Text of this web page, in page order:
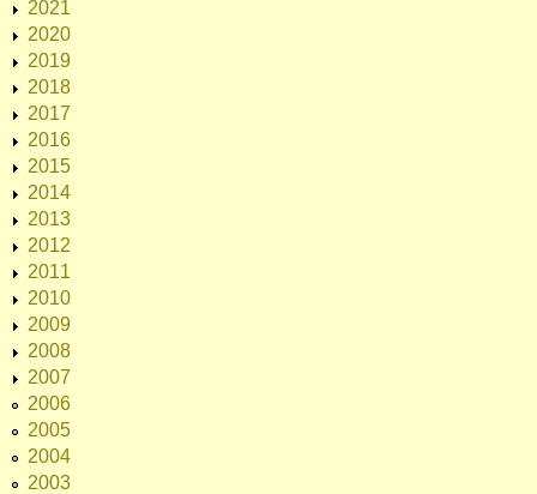
2021
2020
2019
2018
2017
2016
2015
2014
2013
2012
2011
2010
2009
2008
2007
2006
2005
2004
2003